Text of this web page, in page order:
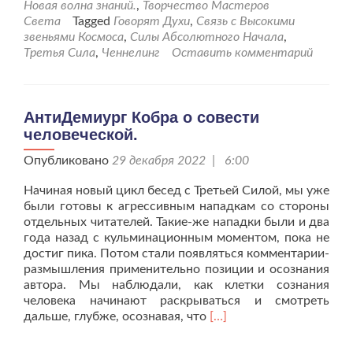
Структурой
Третьей
Силы
Новая волна знаний., Творчество Мастеров
Света
Tagged Говорят Духи, Связь с Высокими
звеньями Космоса, Силы Абсолютного Начала,
Третья Сила, Ченнелинг Оставить комментарий
АнтиДемиург Кобра о совести
человеческой.
Опубликовано 29 декабря 2022 | 6:00
Начиная новый цикл бесед с Третьей Силой, мы уже
были готовы к агрессивным нападкам со стороны
отдельных читателей. Такие-же нападки были и два
года назад с кульминационным моментом, пока не
достиг пика. Потом стали появляться комментарии-
размышления применительно позиции и осознания
автора. Мы наблюдали, как клетки сознания
человека начинают раскрываться и смотреть
дальше, глубже, осознавая, что Читать
[…]